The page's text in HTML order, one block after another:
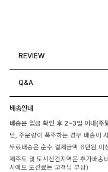
REVIEW
Q&A
배송안내
배송은 입금 확인 후 2~3일 이내(주
단, 주문량이 폭주하는 경우 배송이
무료배송은 순수 결제금액 6만원 이
제주도 및 도서산간지역은 추가배
시에도 도선료는 고객님 부담)